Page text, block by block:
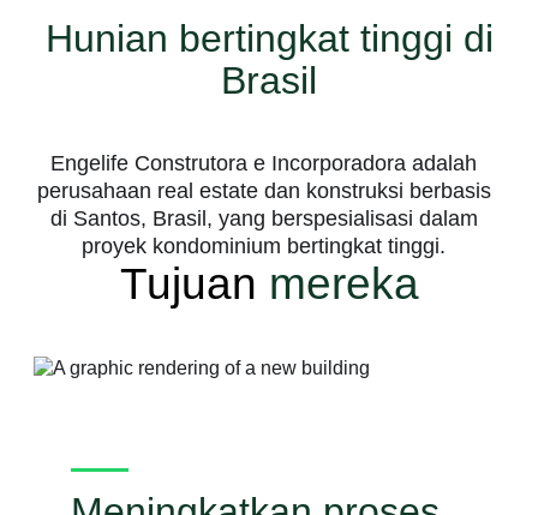
Hunian bertingkat tinggi di
Brasil
Engelife Construtora e Incorporadora adalah
perusahaan real estate dan konstruksi berbasis
di Santos, Brasil, yang berspesialisasi dalam
proyek kondominium bertingkat tinggi.
Tujuan mereka